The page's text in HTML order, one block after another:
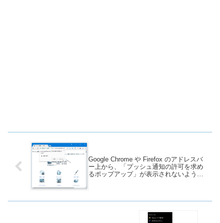
Google Chrome や Firefox のアドレスバ
ー上から、「プッシュ通知の許可を求め
るポップアップ」が表示されないように